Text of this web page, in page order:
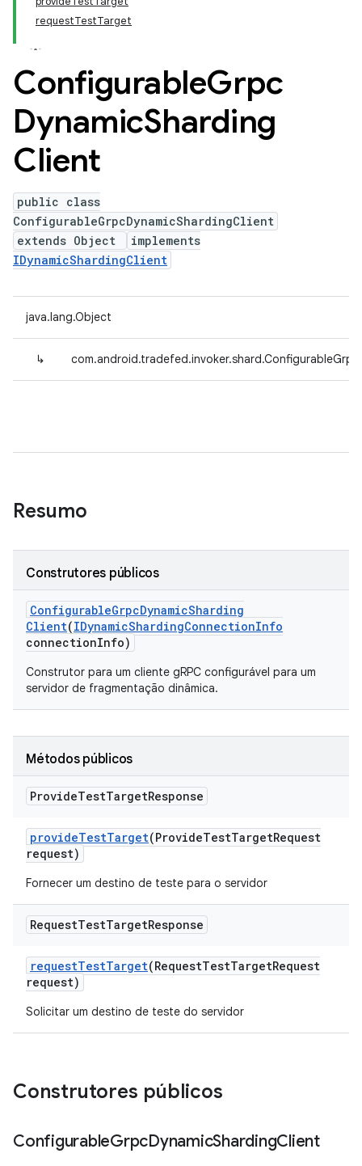
requestTestTarget
ConfigurableGrpc
DynamicSharding
Client
public class
ConfigurableGrpcDynamicShardingClient
extends Object
implements
IDynamicShardingClient
java.lang.Object
↳
Resumo
Construtores públicos
ConfigurableGrpcDynamicSharding
Client(IDynamicShardingConnectionInfo
connectionInfo)
Construtor para um cliente gRPC configurável para um
servidor de fragmentação dinâmica.
Métodos públicos
ProvideTestTargetResponse
provideTestTarget(ProvideTestTargetRequest
request)
Fornecer um destino de teste para o servidor
RequestTestTargetResponse
requestTestTarget(RequestTestTargetRequest
request)
Solicitar um destino de teste do servidor
Construtores públicos
ConfigurableGrpcDynamicShardingClient